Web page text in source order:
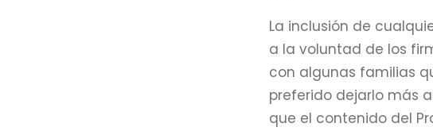
La inclusión de
a la voluntad de los
con algunas familias
preferido dejarlo más
que el contenido del